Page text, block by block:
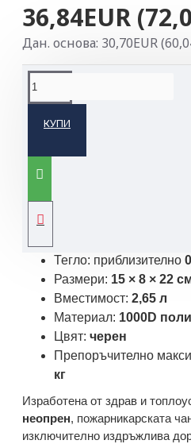
36,84EUR
Дан. основа: 30,70EUR
КУПИ
ОПИСАНИЕ НА ПРОДУКТА
Компактният органайзер
материали и принадлежности,
допълнителни чанти или
Технически данни:
Тегло: приблизително
Размери: 15 × 8 × 22
Вместимост: 2,65 л
Материал: 1000D
Цвят: черен
Препоръчително
кг
Изработена от здрав и
неопрен, пожарникарската
изключително издръжлива